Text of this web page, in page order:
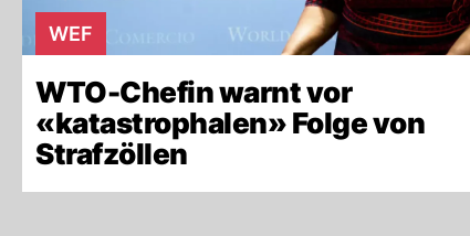
WEF
WTO-Chefin warnt vor
«katastrophalen» Folge von
Strafzöllen